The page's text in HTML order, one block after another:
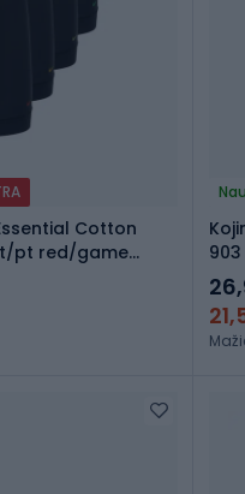
Cotton
pt red/game
903